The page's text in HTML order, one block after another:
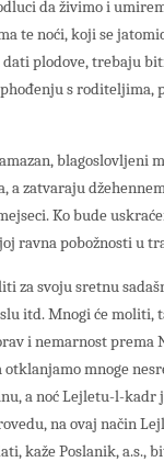
da živimo i
te noći, koji se
plodove, trebaju
s
blagoslovljeni
a zatvaraju
Ko bude
ravna pobožnosti u
za svoju sretnu
itd. Mnogi će moliti,
i nemarnost
mnoge
a noć Lejletu-l-kadr
na ovaj način
kaže Poslanik, a.s.,